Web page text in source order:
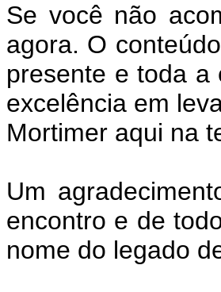
Se você não
agora. O
presente e toda a
excelência em
Mortimer aqui na
Um
encontro e de
nome do legado